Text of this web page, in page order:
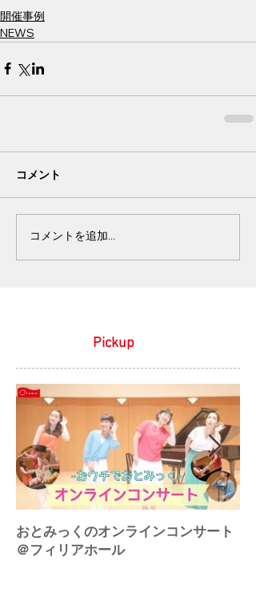
開催事例
NEWS
コメント
コメントを追加…
Pickup
おとみっくのオンラインコンサート
＠フィリアホール